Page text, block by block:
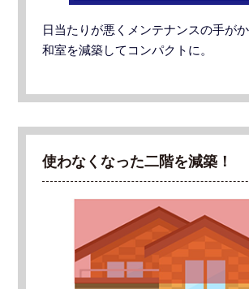
日当たりが悪くメンテナンスの手が
和室を減築してコンパクトに。
使わなくなった二階を減築！